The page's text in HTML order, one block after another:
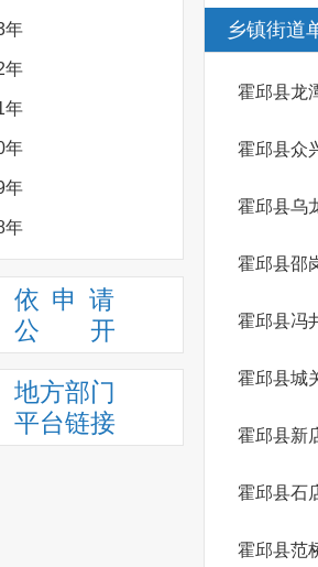
年
年
年
年
年
年
依申请
公
开
地方部门
平台链接
乡镇街道
霍邱县龙
霍邱县众
霍邱县乌
霍邱县邵
霍邱县冯
霍邱县城
霍邱县新
霍邱县石
霍邱县范